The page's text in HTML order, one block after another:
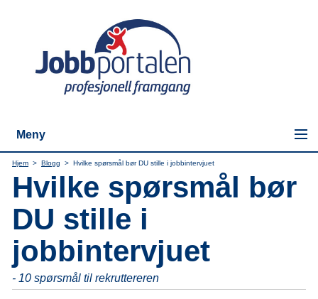
Meny
Hjem > Blogg > Hvilke spørsmål bør DU stille i jobbintervjuet
Hvilke spørsmål bør
DU stille i
jobbintervjuet
- 10 spørsmål til rekruttereren